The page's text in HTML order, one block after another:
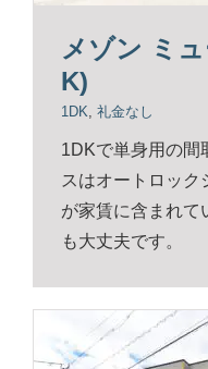
メゾン ミ
K)
1DK, 礼金なし
1DKで単身用の間
スはオートロック
が家賃に含まれて
も大丈夫です。